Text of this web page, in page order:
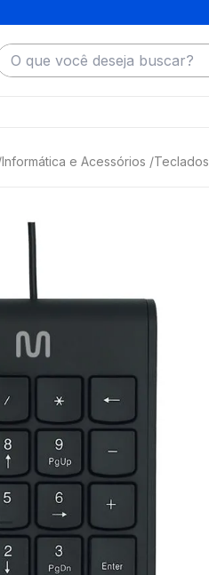
que você deseja buscar?
Informática e Acessórios Teclados